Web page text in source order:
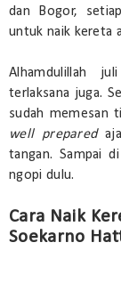
dan Bogor,
untuk naik kereta
Alhamdulillah
terlaksana juga.
sudah memesan
well prepared
tangan. Sampai
ngopi dulu.
Cara Naik
Soekarno